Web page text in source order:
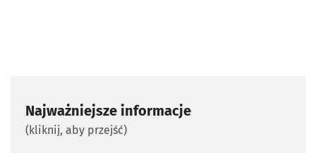
Najważniejsze informacje
(kliknij, aby przejść)